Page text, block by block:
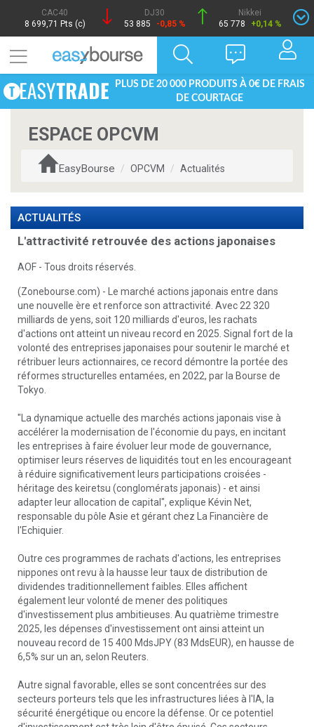
CAC40
8 699,71 Pts (c)
DJ30
53 885
-0,85 %
Nikkei
65 778
+0,14 %
PLUS DE 20 000 PRODUITS À 0€ DE FRAIS
DE COURTAGE
ESPACE OPCVM
EasyBourse OPCVM Actualités
ACTUALITÉS
L'attractivité retrouvée des actions japonaises
AOF - Tous droits réservés.
(Zonebourse.com) - Le marché actions japonais entre dans
une nouvelle ère et renforce son attractivité. Avec 22 320
milliards de yens, soit 120 milliards d'euros, les rachats
d'actions ont atteint un niveau record en 2025. Signal fort de la
volonté des entreprises japonaises pour soutenir le marché et
rétribuer leurs actionnaires, ce record démontre la portée des
réformes structurelles entamées, en 2022, par la Bourse de
Tokyo.
"La dynamique actuelle des marchés actions japonais vise à
accélérer la modernisation de l'économie du pays, en incitant
les entreprises à faire évoluer leur mode de gouvernance,
optimiser leurs réserves de liquidités tout en les encourageant
à réduire significativement leurs participations croisées -
héritage des keiretsu (conglomérats japonais) - et ainsi
adapter leur allocation de capital", explique Kévin Net,
responsable du pôle Asie et gérant chez La Financière de
l'Echiquier.
Outre ces programmes de rachats d'actions, les entreprises
nippones ont revu à la hausse leur taux de distribution de
dividendes traditionnellement faibles. Elles affichent
également leur volonté de mener des politiques
d'investissement plus ambitieuses. Au quatrième trimestre
2025, les dépenses d'investissement ont ainsi atteint un
nouveau record de 15 400 MdsJPY (83 MdsEUR), en hausse de
6,5% sur un an, selon Reuters.
Autre signal favorable, elles se sont concentrées sur des
secteurs porteurs tels que les infrastructures liées à l'IA, la
sécurité énergétique ou encore la défense. Or ce potentiel